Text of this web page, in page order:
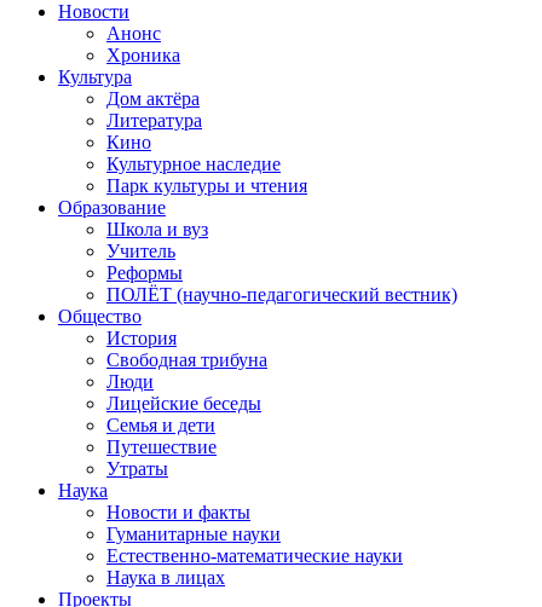
Новости
Анонс
Хроника
Культура
Дом актёра
Литература
Кино
Культурное наследие
Парк культуры и чтения
Образование
Школа и вуз
Учитель
Реформы
ПОЛЁТ (научно-педагогический вестник)
Общество
История
Свободная трибуна
Люди
Лицейские беседы
Семья и дети
Путешествие
Утраты
Наука
Новости и факты
Гуманитарные науки
Естественно-математические науки
Наука в лицах
Проекты